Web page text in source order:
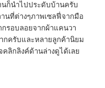
ก็นำไปประดับบ้านครับ
นที่ต่างๆภาพเซลฟี่จากมือ
รอบลอยจากผ้าแคนวา
กครับและหลายลูกค้านิยม
ลิกลิงค์ด้านล่างดูได้เลย